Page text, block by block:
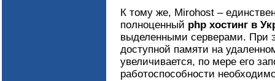
К тому же, Mirohost –
полноценный php хостинг в
выделенными серверами. При
доступной памяти на
увеличивается, по мере его
работоспособности